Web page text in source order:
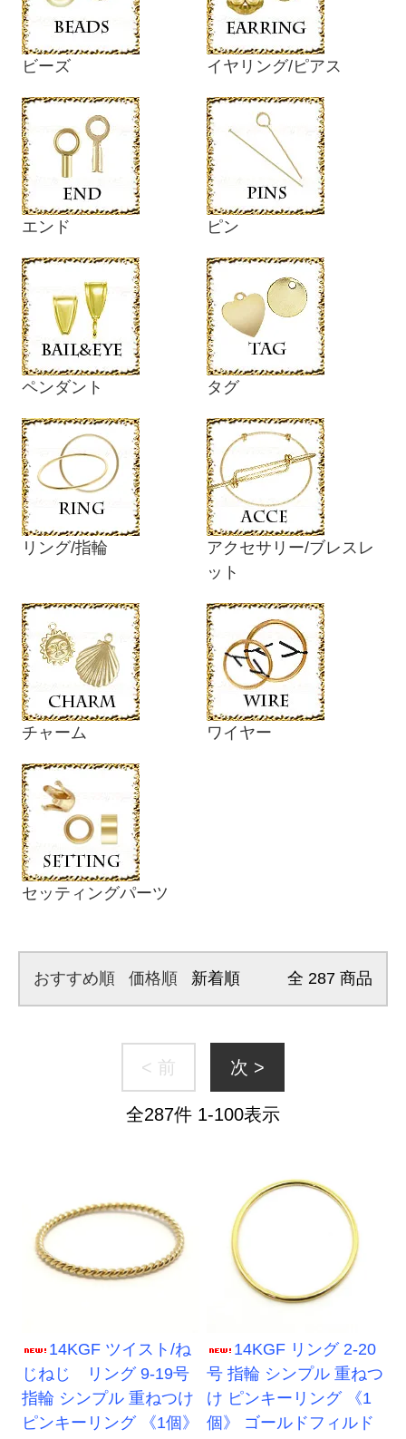
ビーズ イヤリング/ピアス
エンド ピン
ペンダント タグ
リング/指輪
アクセサリー/ブレスレ
ット
チャーム ワイヤー
セッティングパーツ
おすすめ順 価格順 新着順 全 287 商品
< 前 次 >
全287件 1-100表示
14KGF ツイスト/ね
じねじ リング 9-19号
指輪 シンプル 重ねつけ
ピンキーリング 《1個》
14KGF リング 2-20
号 指輪 シンプル 重ねつ
け ピンキーリング 《1
個》 ゴールドフィルド